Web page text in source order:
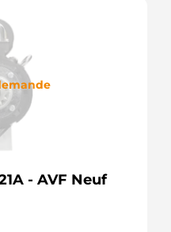
- AVF Neuf